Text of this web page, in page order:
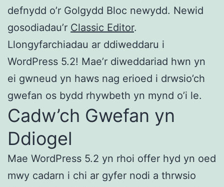
defnydd o’r Golgydd Bloc newydd. Newid
gosodiadau’r Classic Editor.
Llongyfarchiadau ar ddiweddaru i
WordPress 5.2! Mae’r diweddariad hwn yn
ei gwneud yn haws nag erioed i drwsio’ch
gwefan os bydd rhywbeth yn mynd o’i le.
Cadw’ch Gwefan yn
Ddiogel
Mae WordPress 5.2 yn rhoi offer hyd yn oed
mwy cadarn i chi ar gyfer nodi a thrwsio